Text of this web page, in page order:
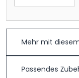
Mehr mit
Passendes